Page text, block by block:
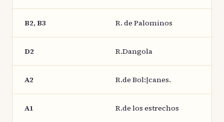
B2, B3 R. de Palominos
D2 R.Dangola
A2 R.de Bol:|canes.
A1 R.de los estrechos